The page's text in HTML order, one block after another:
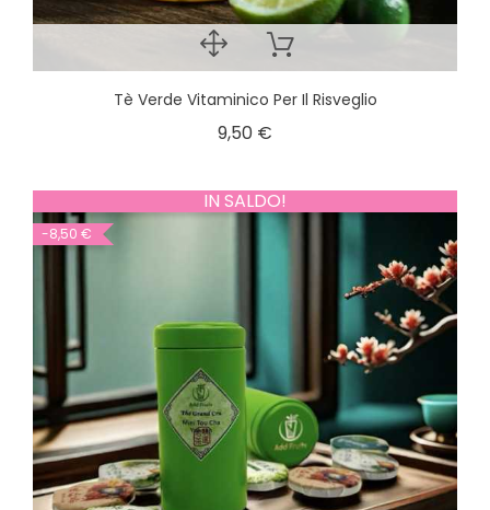
Tè Verde Vitaminico Per Il Risveglio
9,50 €
IN SALDO!
-8,50 €